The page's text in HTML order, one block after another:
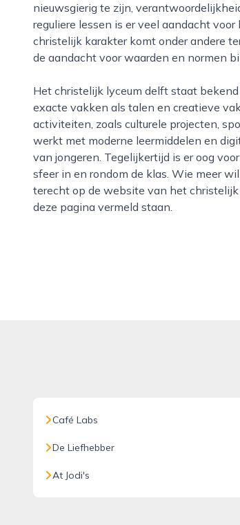
nieuwsgierig te zijn,
reguliere lessen is er veel aandacht
christelijk karakter komt onder andere
de aandacht voor waarden en normen
Het christelijk lyceum delft staat bekend om een breed onderwijsaanbod, met ruimte voor zowel
exacte vakken als talen en creatieve
activiteiten, zoals culturele projecten,
werkt met moderne leermiddelen en
van jongeren. Tegelijkertijd is er oog
sfeer in en rondom de klas. Wie meer
terecht op de website van het
deze pagina vermeld staan.
Café Labs
De Liefhebber
At Jodi's